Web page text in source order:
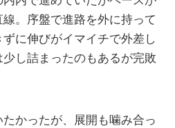
。序盤で進路を外に持って
に伸びがイマイチで外差し
し詰まったのもあるが完敗
かったが、展開も噛み合っ